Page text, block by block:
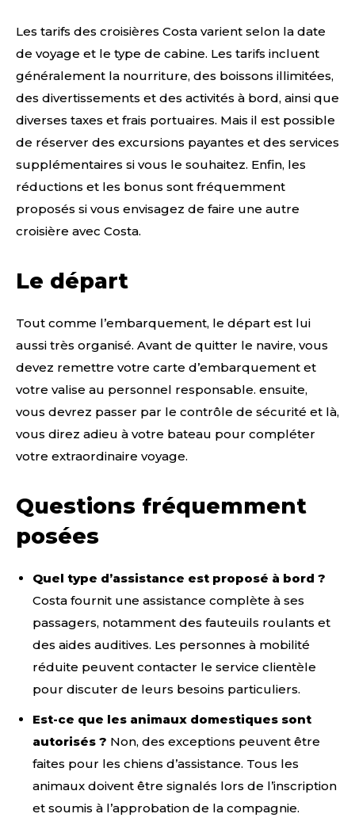
Les tarifs des croisières Costa varient selon la date
de voyage et le type de cabine. Les tarifs incluent
généralement la nourriture, des boissons illimitées,
des divertissements et des activités à bord, ainsi que
diverses taxes et frais portuaires. Mais il est possible
de réserver des excursions payantes et des services
supplémentaires si vous le souhaitez. Enfin, les
réductions et les bonus sont fréquemment
proposés si vous envisagez de faire une autre
croisière avec Costa.
Le départ
Tout comme l’embarquement, le départ est lui
aussi très organisé. Avant de quitter le navire, vous
devez remettre votre carte d’embarquement et
votre valise au personnel responsable. ensuite,
vous devrez passer par le contrôle de sécurité et là,
vous direz adieu à votre bateau pour compléter
votre extraordinaire voyage.
Questions fréquemment
posées
Quel type d’assistance est proposé à bord ?
Costa fournit une assistance complète à ses
passagers, notamment des fauteuils roulants et
des aides auditives. Les personnes à mobilité
réduite peuvent contacter le service clientèle
pour discuter de leurs besoins particuliers.
Est-ce que les animaux domestiques sont
autorisés ? Non, des exceptions peuvent être
faites pour les chiens d’assistance. Tous les
animaux doivent être signalés lors de l’inscription
et soumis à l’approbation de la compagnie.